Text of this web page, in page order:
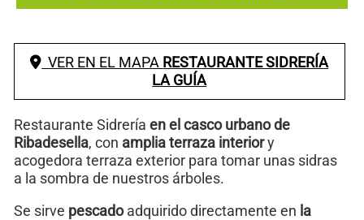
VER EN EL MAPA RESTAURANTE SIDRERÍA
LA GUÍA
Restaurante Sidrería en el casco urbano de
Ribadesella, con amplia terraza interiory
acogedora terraza exterior para tomar unas sidras
a la sombra de nuestros árboles.
Se sirve pescadoadquirido directamente en la